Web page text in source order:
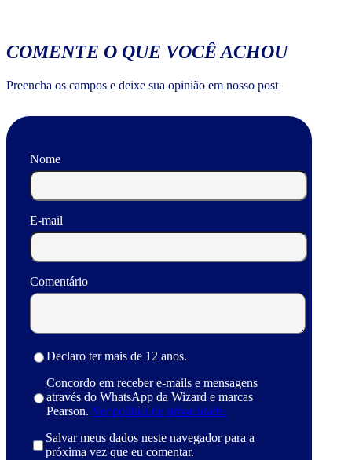
COMENTE O QUE VOCÊ ACHOU
Preencha os campos e deixe sua opinião em nosso post
Nome
E-mail
Comentário
Declaro ter mais de 12 anos.
Concordo em receber e-mails e mensagens
através do WhatsApp da Wizard e marcas
Pearson. Ver política de privacidade.
Salvar meus dados neste navegador para a
próxima vez que eu comentar.